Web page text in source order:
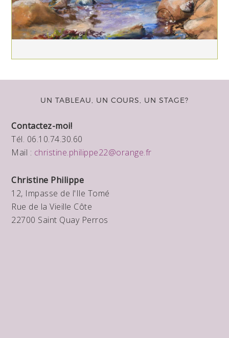
UN TABLEAU, UN COURS, UN STAGE?
Contactez-moi!
Tél. 06.10.74.30.60
Mail : christine.philippe22@orange.fr
Christine Philippe
12, Impasse de l'Ile Tomé
Rue de la Vieille Côte
22700 Saint Quay Perros